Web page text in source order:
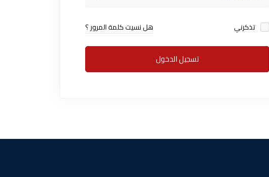
تذكرني هل نسيت كلمة المرور ؟
تسجيل الدخول